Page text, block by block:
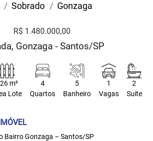
Sobrado Gonzaga
R$ 1.480.000,00
Gonzaga - Santos/SP
m²
Lote
4
Quartos
5
Banheiro
1
Vagas
2
Suite
Bairro Gonzaga – Santos/SP